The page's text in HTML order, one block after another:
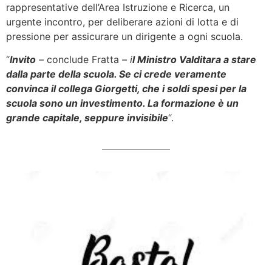
rappresentative dell’Area Istruzione e Ricerca, un
urgente incontro, per deliberare azioni di lotta e di
pressione per assicurare un dirigente a ogni scuola.
“Invito – conclude Fratta – il Ministro Valditara a stare
dalla parte della scuola. Se ci crede veramente
convinca il collega Giorgetti, che i soldi spesi per la
scuola sono un investimento. La formazione è un
grande capitale, seppure invisibile“.